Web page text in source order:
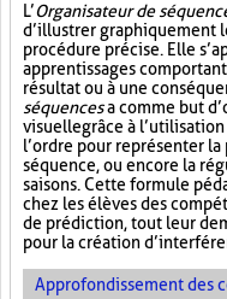
L’Organisateur de
d’illustrer graphiquement
procédure précise. Elle
apprentissages
résultat ou à une
séquencesa comme but
visuellegrâce à
l’ordre pour représenter
séquence, ou encore la
saisons. Cette formule
chez les élèves des
de prédiction, tout leur
pour la création
Approfondissement des